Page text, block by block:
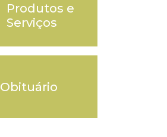
Produtos e
Serviços
Obituário